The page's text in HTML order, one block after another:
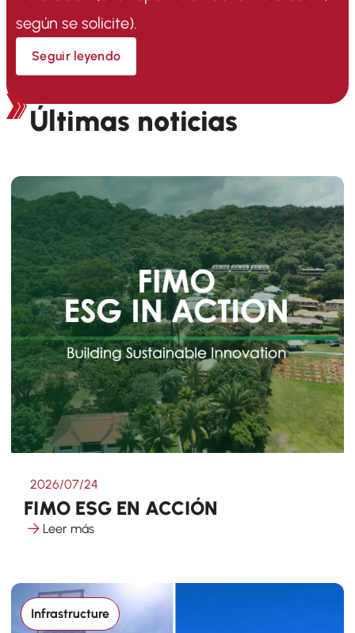
según se solicite).
Seguir leyendo
Últimas noticias
2026/07/24
FIMO ESG EN ACCIÓN
Leer más
Infrastructure